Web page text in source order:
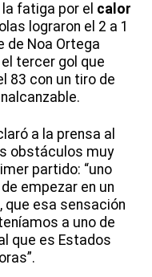
la fatiga por el calor
lograron el 2 a 1
de Noa Ortega
tercer gol que
83 con un tiro de
a la prensa al
obstáculos muy
partido: “uno
empezar en un
que esa sensación
a uno de
que es Estados